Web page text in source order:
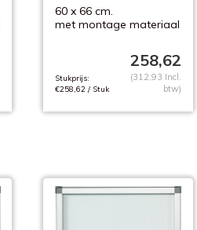
60 x 66 cm.
met montage materiaal
258,62
Stukprijs:
€258,62 / Stuk
(312,93 Incl.
btw)